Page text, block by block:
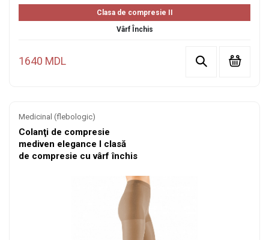
Clasa de compresie II
Vârf Închis
1640 MDL
Medicinal (flebologic)
Colanţi de compresie
mediven elegance I clasă
de compresie cu vârf închis